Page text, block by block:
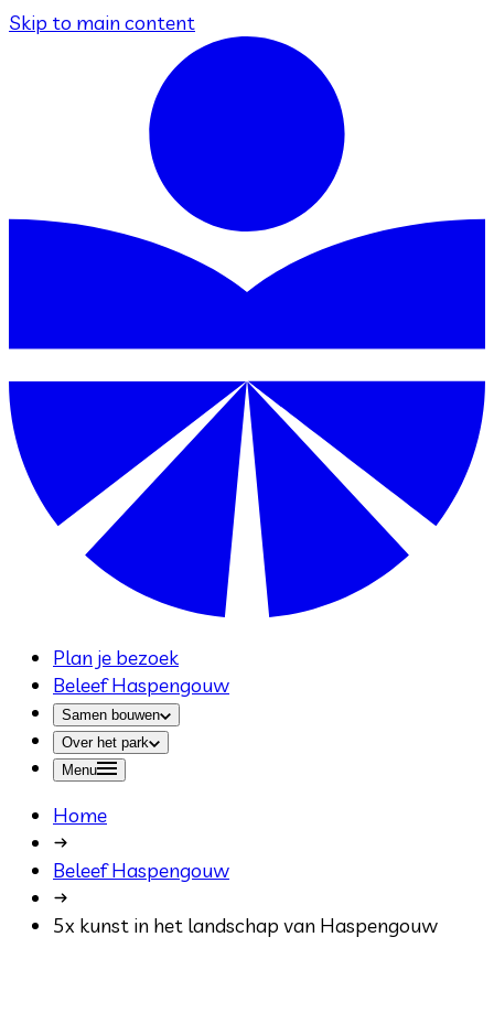
Skip to main content
Plan je bezoek
Beleef Haspengouw
Samen bouwen
Over het park
Menu
Home
Beleef Haspengouw
5x kunst in het landschap van Haspengouw